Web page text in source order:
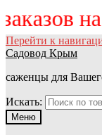
заказов
Перейти к
Садовод Крым
саженцы для
Искать:
Меню